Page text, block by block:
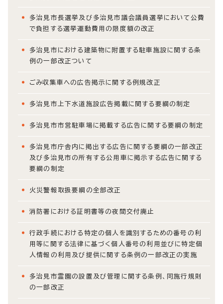
多治見市長選挙及び多治見市議会議員選挙において公費
で負担する選挙運動費用の限度額の改正
多治見市における建築物に附置する駐車施設に関する条
例の一部改正ついて
ごみ収集車への広告掲示に関する例規改正
多治見市上下水道施設広告掲載に関する要綱の制定
多治見市市営駐車場に掲載する広告に関する要綱の制定
多治見市庁舎内に掲出する広告に関する要綱の一部改正
及び多治見市の所有する公用車に掲示する広告に関する
要綱の制定
火災警報取扱要綱の全部改正
消防署における証明書等の夜間交付廃止
行政手続における特定の個人を識別するための番号の利
用等に関する法律に基づく個人番号の利用並びに特定個
人情報の利用及び提供に関する条例の一部改正の実施
多治見市霊園の設置及び管理に関する条例、同施行規則
の一部改正